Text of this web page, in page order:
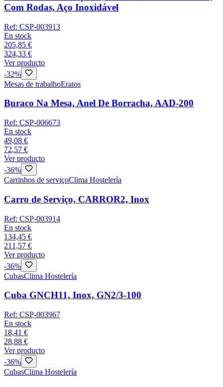
Com Rodas, Aço Inoxidável
Ref: CSP-003913
En stock
205,85 €
324,33 €
Ver producto
-32%
Mesas de trabalhoEratos
Buraco Na Mesa, Anel De Borracha, AAD-200
Ref: CSP-006673
En stock
49,08 €
72,57 €
Ver producto
-36%
Carrinhos de serviçoClima Hostelería
Carro de Serviço, CARROR2, Inox
Ref: CSP-003914
En stock
134,45 €
211,57 €
Ver producto
-36%
CubasClima Hostelería
Cuba GNCH11, Inox, GN2/3-100
Ref: CSP-003967
En stock
18,41 €
28,88 €
Ver producto
-36%
CubasClima Hostelería